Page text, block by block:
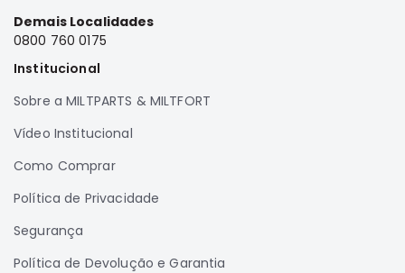
ASX
Pajero
e
GL,
e
SPORT
Demais Localidades
0800 760 0175
Institucional
Sobre a MILTPARTS & MILTFORT
Vídeo Institucional
Como Comprar
Política de Privacidade
Segurança
Política de Devolução e Garantia